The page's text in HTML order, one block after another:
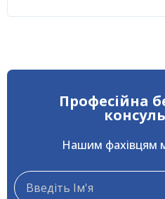
Професійна
Нашим фахівцям